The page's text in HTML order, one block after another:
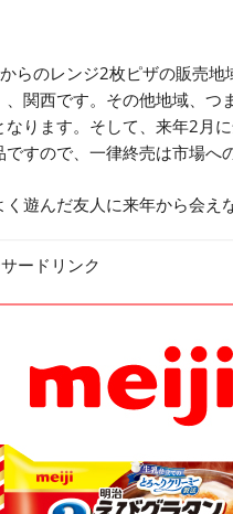
らのレンジ2枚ピザの販売
、関西です。その他地域、つ
なります。そして、来年2月
ですので、一律終売は市場へ
く遊んだ友人に来年から会え
ードリンク